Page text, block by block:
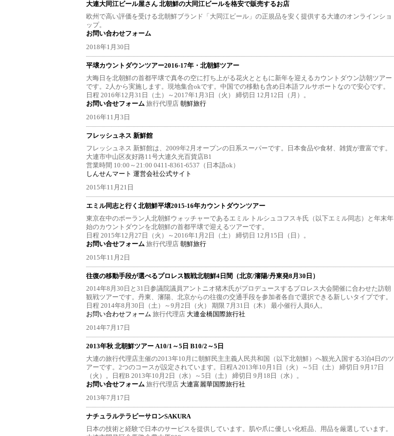
大連大同江ビール屋さん 北朝鮮の大同江ビールを格安で販売するお店
欧州で高い評価を受ける北朝鮮ブランド「大同江ビール」の正規品を安く提供する大連のオンラインショ
ップ。
お問い合わせフォーム
2018年1月30日
平壌カウントダウンツアー2016-17年・北朝鮮ツアー
大晦日を北朝鮮の首都平壌で真冬の空に打ち上がる花火とともに新年を迎えるカウントダウン訪朝ツアー
です。2人から実施します。現地集合okです。中国での移動も含め日本語フルサポートなので安心です。
日程 2016年12月31日（土）～2017年1月3日（火） 締切日 12月12日（月）。
お問い合せフォーム 旅行代理店 朝鮮旅行
2016年11月3日
フレッシュネス 新鮮館
フレッシュネス 新鮮館は、2009年2月オープンの日系スーパーです。日本食品や食材、雑貨が豊富です。
大連市中山区友好路11号大連久光百貨店B1
営業時間 10:00～21:00 0411-8361-6537（日本語ok）
しんせんマート 運営会社公式サイト
2015年11月21日
エミル同志と行く北朝鮮平壌2015-16年カウントダウンツアー
東京在中のポーラン人北朝鮮ウォッチャーであるエミル トルシュコフスキ氏（以下エミル同志）と年末年
始のカウントダウンを北朝鮮の首都平壌で迎えるツアーです。
日程 2015年12月27日（火）～2016年1月2日（土） 締切日 12月15日（日）。
お問い合せフォーム 旅行代理店 朝鮮旅行
2015年11月2日
往復の移動手段が選べるプロレス観戦北朝鮮4日間（北京/瀋陽/丹東発8月30日）
2014年8月30日と31日参議院議員アントニオ猪木氏がプロデュースするプロレス大会開催に合わせた訪朝
観戦ツアーです。丹東、瀋陽、北京からの往復の交通手段を参加者各自で選択できる新しいタイプです。
日程 2014年8月30日（土）～9月2日（火） 期限 7月31日（木） 最小催行人員6人。
お問い合わせフォーム 旅行代理店 大連金橋国際旅行社
2014年7月17日
2013年秋 北朝鮮ツアー A10/1～5日 B10/2～5日
大連の旅行代理店主催の2013年10月に朝鮮民主主義人民共和国（以下北朝鮮）へ観光入国する3泊4日のツ
アーです。2つのコースが設定されています。日程A 2013年10月1日（火）～5日（土） 締切日 9月17日
（火）。日程B 2013年10月2日（水）～5日（土） 締切日 9月18日（水）。
お問い合せフォーム 旅行代理店 大連富麗華国際旅行社
2013年7月17日
ナチュラルテラピーサロンSAKURA
日本の技術と経験で日本のサービスを提供しています。肌や爪に優しい化粧品、用品を厳選しています。